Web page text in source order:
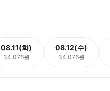
08.11(화)
34,076원
08.12(수)
34,076원